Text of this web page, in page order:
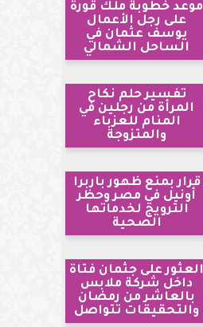
موعد خطوبة ملك قورة
على رجل الأعمال
يوسف عثمان في
الساحل الشمالي
تفسير حلم نكاح
المرأة من رجلين في
المنام للعزباء
والمتزوجة
قرار بمنع ظهور باربرا
أونيل في مصر وحظر
الترويج لخدماتها
الصحية
العثور على جثمان فتاة
داخل شركة ملابس
بالعاشر من رمضان
والتحقيقات تتواصل